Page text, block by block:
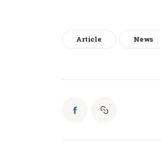
Article News